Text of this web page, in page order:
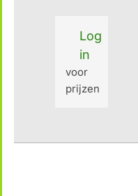
Log
in
voor
prijzen